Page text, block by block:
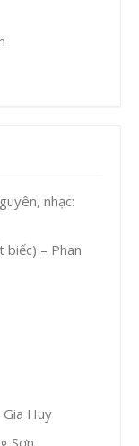
nhạc:
biếc) – Phan
Huy
Sơn